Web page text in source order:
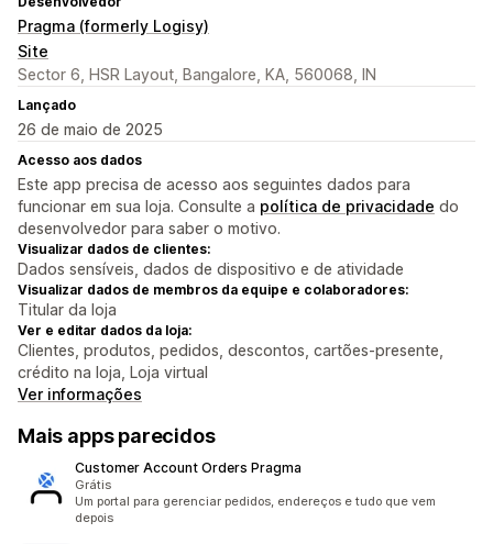
Pragma (formerly Logisy)
Site
Sector 6, HSR Layout, Bangalore, KA, 560068, IN
Lançado
26 de maio de 2025
Acesso aos dados
Este app precisa de acesso aos seguintes dados para
funcionar em sua loja. Consulte a política de privacidade do
desenvolvedor para saber o motivo.
Visualizar dados de clientes:
Dados sensíveis, dados de dispositivo e de atividade
Visualizar dados de membros da equipe e colaboradores:
Titular da loja
Ver e editar dados da loja:
Clientes, produtos, pedidos, descontos, cartões-presente,
crédito na loja, Loja virtual
Ver informações
Mais apps parecidos
Customer Account Orders Pragma
Grátis
Um portal para gerenciar pedidos, endereços e tudo que vem
depois